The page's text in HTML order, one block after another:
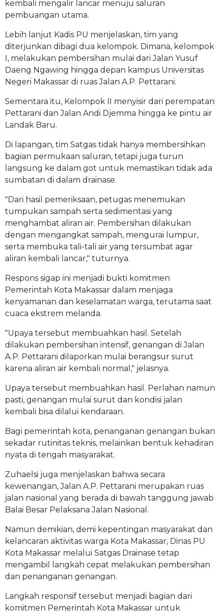
kembali mengalir lancar menuju saluran
pembuangan utama.
Lebih lanjut Kadis PU menjelaskan, tim yang
diterjunkan dibagi dua kelompok. Dimana, kelompok
I, melakukan pembersihan mulai dari Jalan Yusuf
Daeng Ngawing hingga depan kampus Universitas
Negeri Makassar di ruas Jalan A.P. Pettarani.
Sementara itu, Kelompok II menyisir dari perempatan
Pettarani dan Jalan Andi Djemma hingga ke pintu air
Landak Baru.
Di lapangan, tim Satgas tidak hanya membersihkan
bagian permukaan saluran, tetapi juga turun
langsung ke dalam got untuk memastikan tidak ada
sumbatan di dalam drainase.
"Dari hasil pemeriksaan, petugas menemukan
tumpukan sampah serta sedimentasi yang
menghambat aliran air. Pembersihan dilakukan
dengan mengangkat sampah, mengurai lumpur,
serta membuka tali-tali air yang tersumbat agar
aliran kembali lancar," tuturnya.
Respons sigap ini menjadi bukti komitmen
Pemerintah Kota Makassar dalam menjaga
kenyamanan dan keselamatan warga, terutama saat
cuaca ekstrem melanda.
"Upaya tersebut membuahkan hasil. Setelah
dilakukan pembersihan intensif, genangan di Jalan
A.P. Pettarani dilaporkan mulai berangsur surut
karena aliran air kembali normal," jelasnya.
Upaya tersebut membuahkan hasil. Perlahan namun
pasti, genangan mulai surut dan kondisi jalan
kembali bisa dilalui kendaraan.
Bagi pemerintah kota, penanganan genangan bukan
sekadar rutinitas teknis, melainkan bentuk kehadiran
nyata di tengah masyarakat.
Zuhaelsi juga menjelaskan bahwa secara
kewenangan, Jalan A.P. Pettarani merupakan ruas
jalan nasional yang berada di bawah tanggung jawab
Balai Besar Pelaksana Jalan Nasional.
Namun demikian, demi kepentingan masyarakat dan
kelancaran aktivitas warga Kota Makassar, Dinas PU
Kota Makassar melalui Satgas Drainase tetap
mengambil langkah cepat melakukan pembersihan
dan penanganan genangan.
Langkah responsif tersebut menjadi bagian dari
komitmen Pemerintah Kota Makassar untuk